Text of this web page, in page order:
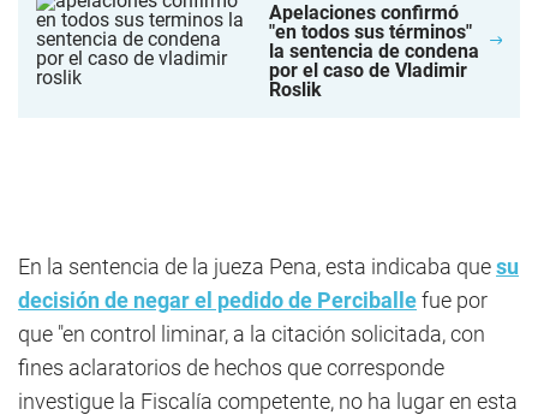
Apelaciones confirmó
"en todos sus términos"
la sentencia de condena
por el caso de Vladimir
Roslik
En la sentencia de la jueza Pena, esta indicaba quesu
decisión de negar el pedido de Perciballefue por
que "en control liminar, a la citación solicitada, con
fines aclaratorios de hechos que corresponde
investigue la Fiscalía competente, no ha lugar en esta